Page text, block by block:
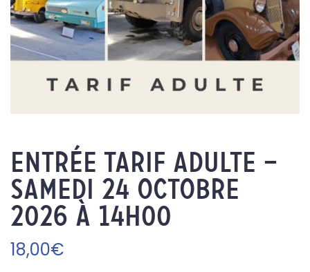
Entrée Tarif adulte –
Samedi 24 octobre
2026 à 14h00
18,00€